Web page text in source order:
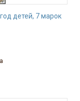
детей, 7 марок